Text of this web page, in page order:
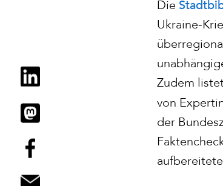
Die
Ukraine-
Zudem
von
der